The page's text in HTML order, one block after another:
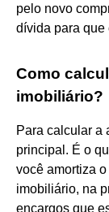
pelo novo
dívida para que
Como
imobiliário?
Para calcular a
principal. É o
você amortiza
imobiliário, na
encargos que